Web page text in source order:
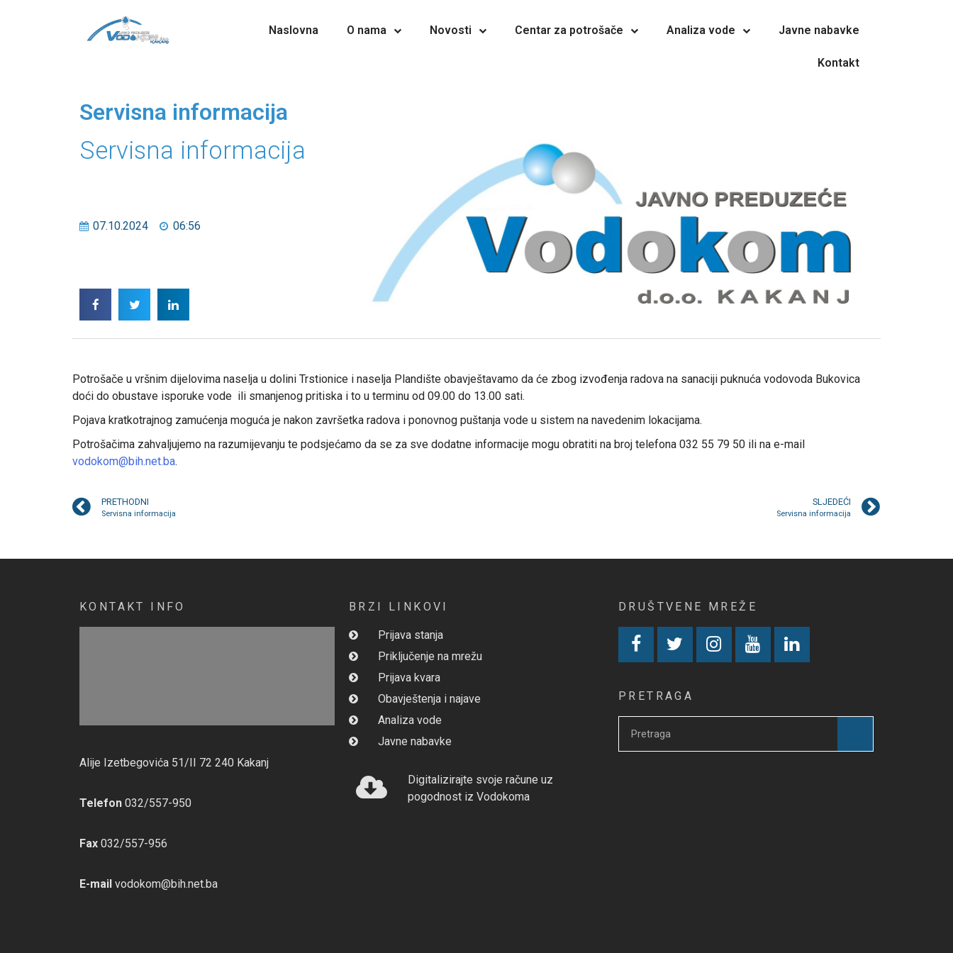
Naslovna O nama Novosti Centar za potrošače Analiza vode Javne nabavke
Kontakt
Servisna informacija
Servisna informacija
07.10.2024 06:56
Potrošače u vršnim dijelovima naselja u dolini Trstionice i naselja Plandište obavještavamo da će zbog izvođenja radova na sanaciji puknuća vodovoda Bukovica
doći do obustave isporuke vode ili smanjenog pritiska i to u terminu od 09.00 do 13.00 sati.
Pojava kratkotrajnog zamućenja moguća je nakon završetka radova i ponovnog puštanja vode u sistem na navedenim lokacijama.
Potrošačima zahvaljujemo na razumijevanju te podsjećamo da se za sve dodatne informacije mogu obratiti na broj telefona 032 55 79 50 ili na e-mail
vodokom@bih.net.ba.
PRETHODNI
Servisna informacija
SLJEDEĆI
Servisna informacija
KONTAKT INFO
Alije Izetbegovića 51/II 72 240 Kakanj
Telefon 032/557-950
Fax 032/557-956
E-mail vodokom@bih.net.ba
BRZI LINKOVI
Prijava stanja
Priključenje na mrežu
Prijava kvara
Obavještenja i najave
Analiza vode
Javne nabavke
Digitalizirajte svoje račune uz
pogodnost iz Vodokoma
DRUŠTVENE MREŽE
PRETRAGA